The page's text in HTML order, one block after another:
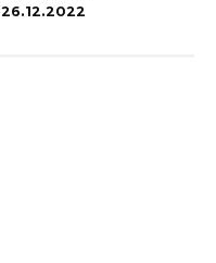
26.12.2022